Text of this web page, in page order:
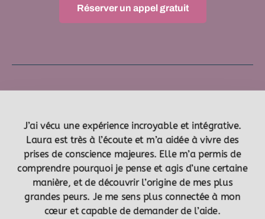
Réserver un appel gratuit
J’ai vécu une expérience incroyable et intégrative.
Laura est très à l’écoute et m’a aidée à vivre des
prises de conscience majeures. Elle m’a permis de
comprendre pourquoi je pense et agis d’une certaine
manière, et de découvrir l’origine de mes plus
grandes peurs. Je me sens plus connectée à mon
cœur et capable de demander de l’aide.